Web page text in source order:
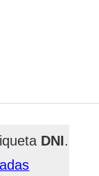
DNI.